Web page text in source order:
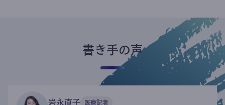
書き手の声
岩永直子 医療記者